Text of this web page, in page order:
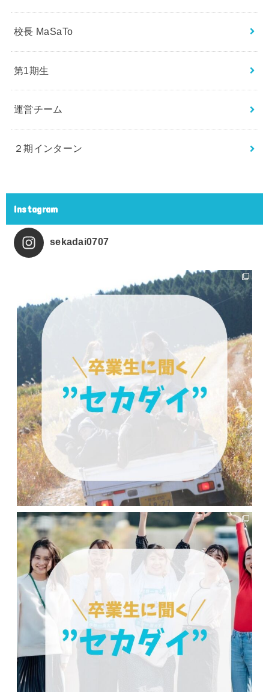
校長 MaSaTo
第1期生
運営チーム
２期インターン
Instagram
sekadai0707